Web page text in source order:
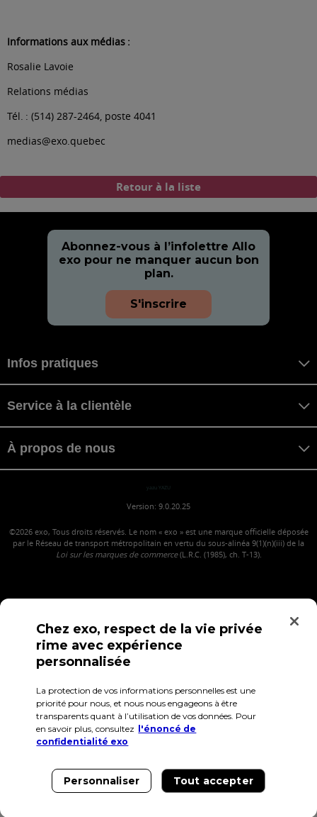
Informations aux médias :
Rosalie Lavoie
Relations médias
Tél. : (514) 287-2464, poste 4041
medias@exo.quebec
Retour à la liste
Abonnez-vous à l’infolettre Allo
exo pour ne manquer aucun bon
plan.
S'inscrire
Infos pratiques
Service à la clientèle
À propos de nous
yazu YAZU
Version: 9.0.20.25
©2026 exo, Tous droits réservés. Le nom « exo » est une marque officielle déposée
par le Réseau de transport métropolitain en vertu du sous-alinéa 9(1)(n)(iii) de la
Loi sur les marques de commerce(L.R.C. (1985), ch. T-13).
Confidentialité Conditions d'utilisation Accès employés
Chez exo, respect de la vie privée
rime avec expérience
personnalisée
La protection de vos informations personnelles est une
priorité pour nous, et nous nous engageons à être
transparents quant à l’utilisation de vos données. Pour
en savoir plus, consultez
l'énoncé de
confidentialité exo
Personnaliser Tout accepter